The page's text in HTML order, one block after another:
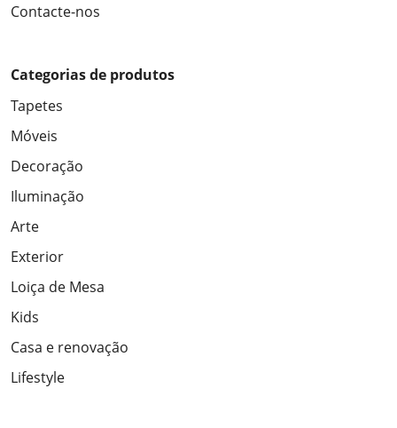
Contacte-nos
Categorias de produtos
Tapetes
Móveis
Decoração
Iluminação
Arte
Exterior
Loiça de Mesa
Kids
Casa e renovação
Lifestyle